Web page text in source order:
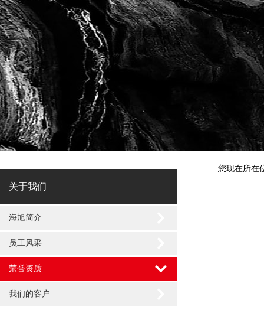
关于我们
海旭简介
员工风采
荣誉资质
我们的客户
您现在所在